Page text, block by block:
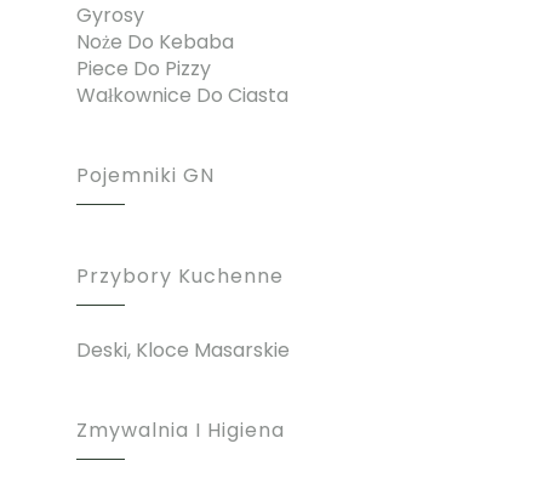
Gyrosy
Noże Do Kebaba
Piece Do Pizzy
Wałkownice Do Ciasta
Pojemniki GN
Przybory Kuchenne
Deski, Kloce Masarskie
Zmywalnia I Higiena